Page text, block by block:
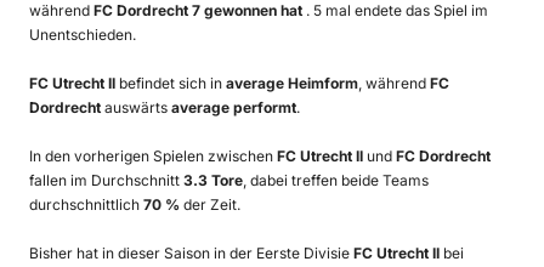
während FC Dordrecht 7 gewonnen hat . 5 mal endete das Spiel im
Unentschieden.
FC Utrecht II befindet sich in average Heimform, während FC
Dordrecht auswärts average performt.
In den vorherigen Spielen zwischen FC Utrecht II und FC Dordrecht
fallen im Durchschnitt 3.3 Tore, dabei treffen beide Teams
durchschnittlich 70 % der Zeit.
Bisher hat in dieser Saison in der Eerste Divisie FC Utrecht II bei